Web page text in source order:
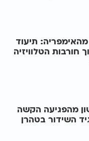
תיעוד
חורבות הטלוויזיה
מהפגיעה הקשה
השידור בטהרן